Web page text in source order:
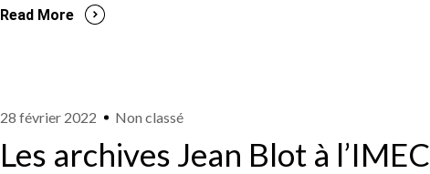
Read More
28 février 2022 Non classé
Les archives Jean Blot à l’IMEC